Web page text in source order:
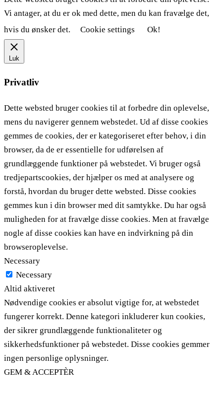
Vi antager, at du er ok med dette, men du kan fravælge det,
hvis du ønsker det.
Cookie settings Ok!
Luk
Privatliv
Dette websted bruger cookies til at forbedre din oplevelse,
mens du navigerer gennem webstedet. Ud af disse cookies
gemmes de cookies, der er kategoriseret efter behov, i din
browser, da de er essentielle for udførelsen af ​​
grundlæggende funktioner på webstedet. Vi bruger også
tredjepartscookies, der hjælper os med at analysere og
forstå, hvordan du bruger dette websted. Disse cookies
gemmes kun i din browser med dit samtykke. Du har også
muligheden for at fravælge disse cookies. Men at fravælge
nogle af disse cookies kan have en indvirkning på din
browseroplevelse.
Necessary
Necessary
Altid aktiveret
Nødvendige cookies er absolut vigtige for, at webstedet
fungerer korrekt. Denne kategori inkluderer kun cookies,
der sikrer grundlæggende funktionaliteter og
sikkerhedsfunktioner på webstedet. Disse cookies gemmer
ingen personlige oplysninger.
GEM & ACCEPTÈR